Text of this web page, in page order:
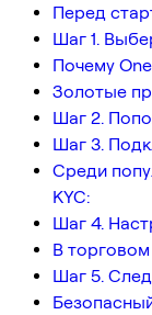
Перед
Шаг 1.
Почему
Золотые
Шаг 2.
Шаг 3.
Среди
KYC:
Шаг 4.
В
Шаг 5.